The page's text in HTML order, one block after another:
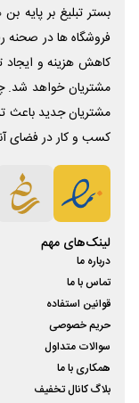
بستر تبلیغ بر پایه
فروشگاه ها در صحنه
کاهش هزینه و
مشتریان خواهد
مشتریان جدید باعث
کسب و کار در فضای
لینک‌های مهم
درباره ما
تماس با ما
قوانین استفاده
حریم خصوصی
سوالات متداول
همکاری با ما
بلاگ کانال تخفیف